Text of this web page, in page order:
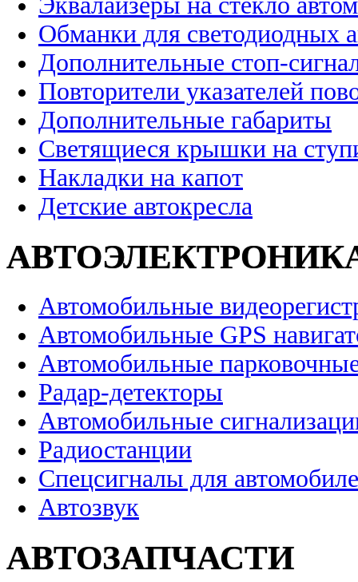
Обманки для светодиодных
Дополнительные стоп-
Повторители указателей
Дополнительные габариты
Светящиеся крышки на
Накладки на капот
Детские автокресла
Автомобильные
Автомобильные GPS
Автомобильные
Радар-детекторы
Автомобильные
Радиостанции
Спецсигналы для
Автозвук
АВТОЗАПЧАСТИ